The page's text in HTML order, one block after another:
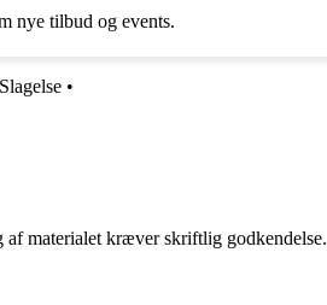
nye tilbud og events.
•
af materialet kræver skriftlig godkendelse.